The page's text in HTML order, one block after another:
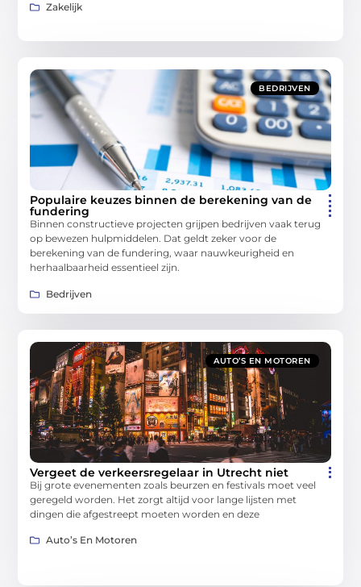
Zakelijk
BEDRIJVEN
Populaire keuzes binnen de berekening van de
fundering
Binnen constructieve projecten grijpen bedrijven vaak terug
op bewezen hulpmiddelen. Dat geldt zeker voor de
berekening van de fundering, waar nauwkeurigheid en
herhaalbaarheid essentieel zijn.
Bedrijven
AUTO’S EN MOTOREN
Vergeet de verkeersregelaar in Utrecht niet
Bij grote evenementen zoals beurzen en festivals moet veel
geregeld worden. Het zorgt altijd voor lange lijsten met
dingen die afgestreept moeten worden en deze
Auto’s En Motoren